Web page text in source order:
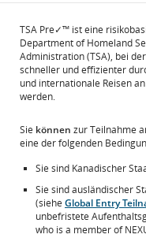
TSA Pre✓™ ist eine
Department of Homeland
Administration (TSA), bei
schneller und effizienter
und internationale Reisen
werden.
Sie können zur Teilnahme
eine der folgenden
Sie sind Kanadischer
Sie sind ausländischer
(siehe Global Entry
unbefristete
who is a member of